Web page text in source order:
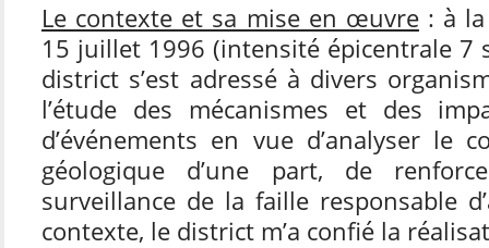
Le contexte et sa mise en œuvre: à la
15 juillet 1996 (intensité épicentrale 7
district s’est adressé à divers
l’étude des mécanismes et des
d’événements en vue d’analyser le
géologique d’une part, de
surveillance de la faille responsable
contexte, le district m’a confié la